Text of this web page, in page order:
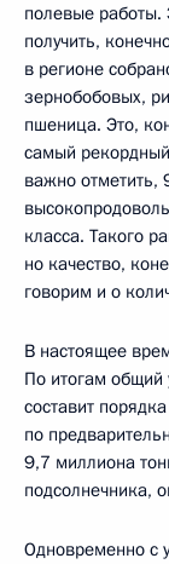
полевые работы.
получить,
в регионе
зернобобовых,
пшеница. Это,
самый
важно отметить,
класса. Такого
но качество,
говорим и о
В настоящее
По итогам общий
составит
по
9,7 миллиона
подсолнечника,
Одновременно с